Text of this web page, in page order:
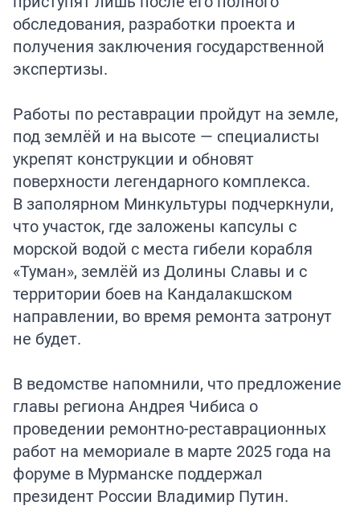
обследования, разработки проекта и
получения заключения государственной
экспертизы.
Работы по реставрации пройдут на земле,
под землёй и на высоте — специалисты
укрепят конструкции и обновят
поверхности легендарного комплекса.
В заполярном Минкультуры подчеркнули,
что участок, где заложены капсулы с
морской водой с места гибели корабля
«Туман», землёй из Долины Славы и с
территории боев на Кандалакшском
направлении, во время ремонта затронут
не будет.
В ведомстве напомнили, что предложение
главы региона Андрея Чибиса о
проведении ремонтно-реставрационных
работ на мемориале в марте 2025 года на
форуме в Мурманске поддержал
президент России Владимир Путин.